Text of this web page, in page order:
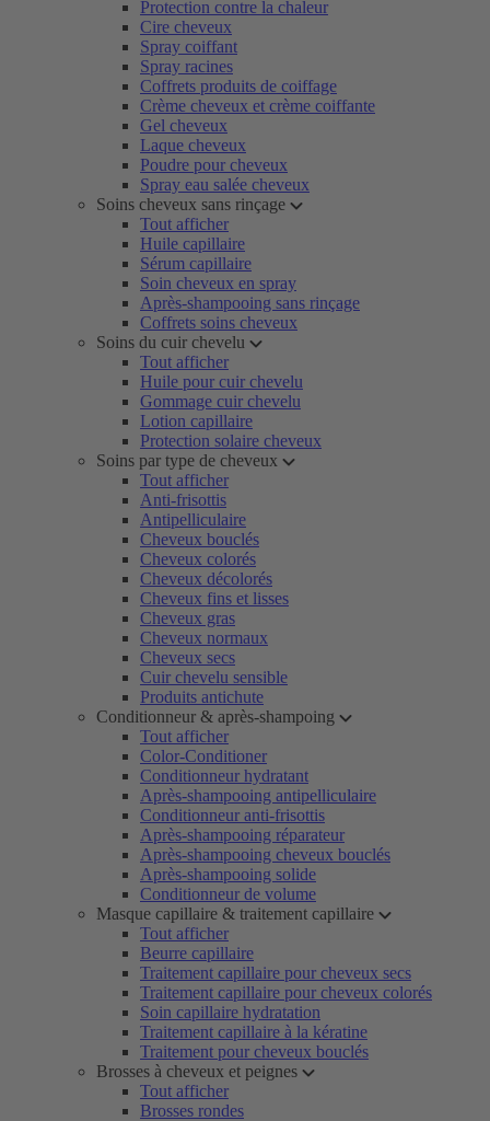
Protection contre la chaleur
Cire cheveux
Spray coiffant
Spray racines
Coffrets produits de coiffage
Crème cheveux et crème coiffante
Gel cheveux
Laque cheveux
Poudre pour cheveux
Spray eau salée cheveux
Soins cheveux sans rinçage
Tout afficher
Huile capillaire
Sérum capillaire
Soin cheveux en spray
Après-shampooing sans rinçage
Coffrets soins cheveux
Soins du cuir chevelu
Tout afficher
Huile pour cuir chevelu
Gommage cuir chevelu
Lotion capillaire
Protection solaire cheveux
Soins par type de cheveux
Tout afficher
Anti-frisottis
Antipelliculaire
Cheveux bouclés
Cheveux colorés
Cheveux décolorés
Cheveux fins et lisses
Cheveux gras
Cheveux normaux
Cheveux secs
Cuir chevelu sensible
Produits antichute
Conditionneur & après-shampoing
Tout afficher
Color-Conditioner
Conditionneur hydratant
Après-shampooing antipelliculaire
Conditionneur anti-frisottis
Après-shampooing réparateur
Après-shampooing cheveux bouclés
Après-shampooing solide
Conditionneur de volume
Masque capillaire & traitement capillaire
Tout afficher
Beurre capillaire
Traitement capillaire pour cheveux secs
Traitement capillaire pour cheveux colorés
Soin capillaire hydratation
Traitement capillaire à la kératine
Traitement pour cheveux bouclés
Brosses à cheveux et peignes
Tout afficher
Brosses rondes